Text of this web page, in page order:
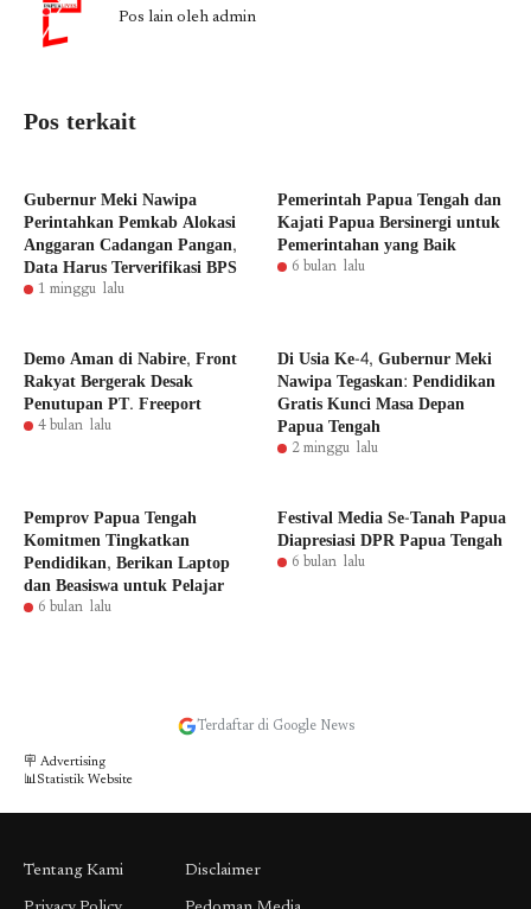
Pos lain oleh admin
Pos terkait
Gubernur Meki Nawipa
Perintahkan Pemkab Alokasi
Anggaran Cadangan Pangan,
Data Harus Terverifikasi BPS
1 minggu lalu
Pemerintah Papua Tengah dan
Kajati Papua Bersinergi untuk
Pemerintahan yang Baik
6 bulan lalu
Demo Aman di Nabire, Front
Rakyat Bergerak Desak
Penutupan PT. Freeport
4 bulan lalu
Di Usia Ke-4, Gubernur Meki
Nawipa Tegaskan: Pendidikan
Gratis Kunci Masa Depan
Papua Tengah
2 minggu lalu
Pemprov Papua Tengah
Komitmen Tingkatkan
Pendidikan, Berikan Laptop
dan Beasiswa untuk Pelajar
6 bulan lalu
Festival Media Se-Tanah Papua
Diapresiasi DPR Papua Tengah
6 bulan lalu
Terdaftar di Google News
🪧 Advertising
📊Statistik Website
Tentang Kami Disclaimer